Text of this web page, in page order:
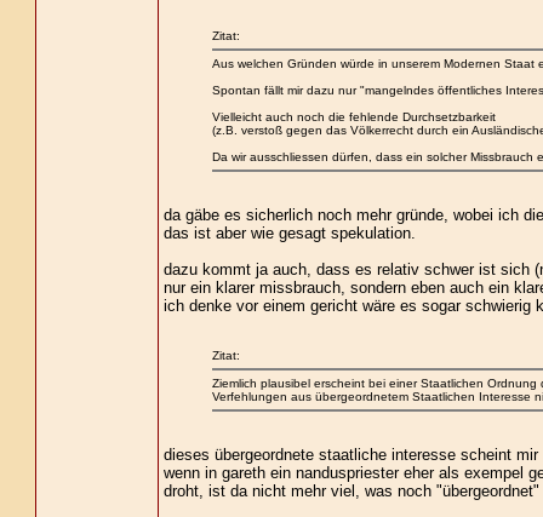
Zitat:
Aus welchen Gründen würde in unserem Modernen
Spontan fällt mir dazu nur "mangelndes öffentliches
Vielleicht auch noch die fehlende Durchsetzbarkeit
(z.B. verstoß gegen das Völkerrecht durch ein
Da wir ausschliessen dürfen, dass ein solcher
da gäbe es sicherlich noch mehr gründe, wobei ich
das ist aber wie gesagt spekulation.
dazu kommt ja auch, dass es relativ schwer ist sich
nur ein klarer missbrauch, sondern eben auch ein
ich denke vor einem gericht wäre es sogar
Zitat:
Ziemlich plausibel erscheint bei einer Staatlichen
Verfehlungen aus übergeordnetem Staatlichen Interesse
dieses übergeordnete staatliche interesse scheint
wenn in gareth ein nanduspriester eher als exempel
droht, ist da nicht mehr viel, was noch